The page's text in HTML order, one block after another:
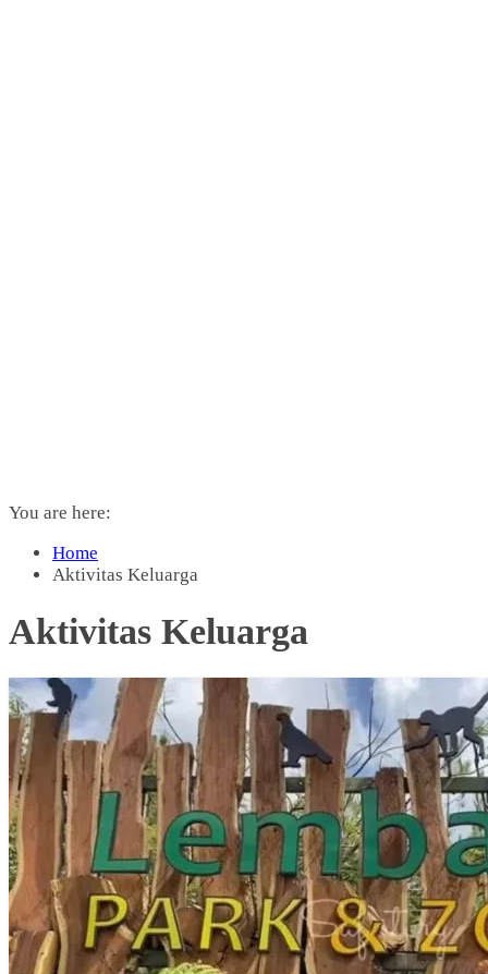
You are here:
Home
Aktivitas Keluarga
Aktivitas Keluarga